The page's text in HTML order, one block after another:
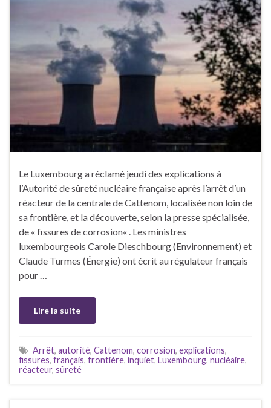
Le Luxembourg a réclamé jeudi des explications à
l’Autorité de sûreté nucléaire française après l’arrêt d’un
réacteur de la centrale de Cattenom, localisée non loin de
sa frontière, et la découverte, selon la presse spécialisée,
de « fissures de corrosion« . Les ministres
luxembourgeois Carole Dieschbourg (Environnement) et
Claude Turmes (Énergie) ont écrit au régulateur français
pour …
Lire la suite
Arrêt, autorité, Cattenom, corrosion, explications,
fissures, français, frontière, inquiet, Luxembourg, nucléaire,
réacteur, sûreté